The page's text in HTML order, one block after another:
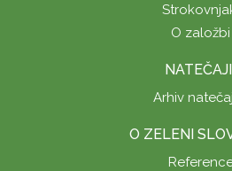
O založbi
NATEČAJI
Arhiv
O ZELENI